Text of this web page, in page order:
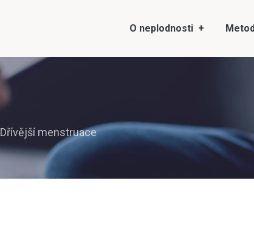
O neplodnosti
Dřívější menstruace